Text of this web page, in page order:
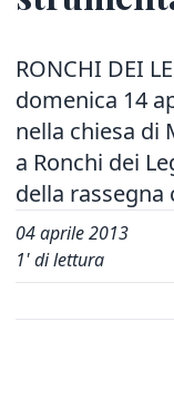
RONCHI DEI
domenica 14
nella chiesa di
a Ronchi dei
della rassegna
04 aprile 2013
1' di lettura